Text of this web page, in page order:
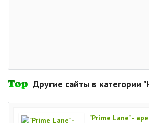
Другие сайты в категории
"Prime Lane" -